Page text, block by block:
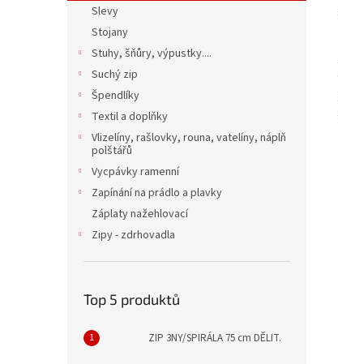
Slevy
Stojany
Stuhy, šňůry, výpustky....
Suchý zip
Špendlíky
Textil a doplňky
Vlizelíny, rašlovky, rouna, vatelíny, náplň
polštářů
Vycpávky ramenní
Zapínání na prádlo a plavky
Záplaty nažehlovací
Zipy - zdrhovadla
Top 5 produktů
ZIP 3NY/SPIRÁLA 75 cm DĚLIT.